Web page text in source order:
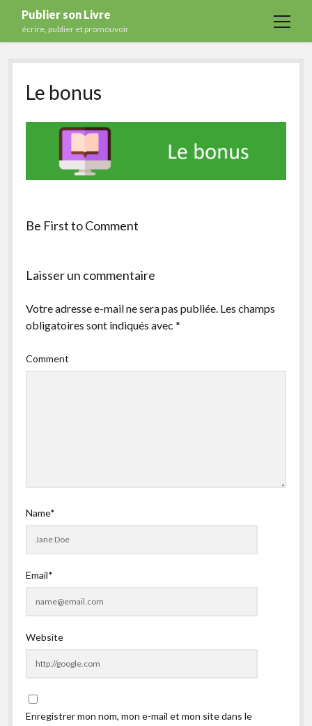
Publier son Livre
écrire, publier et promouvoir
open
Accueil
Formations
Auto-édition
A propos
facebookinstagram
youtubeemail-
Le bonus
Be First to Comment
Laisser un commentaire
Votre adresse e-mail ne sera pas publiée. Les champs
obligatoires sont indiqués avec *
Comment
Name*
Email*
Website
Enregistrer mon nom, mon e-mail et mon site dans le